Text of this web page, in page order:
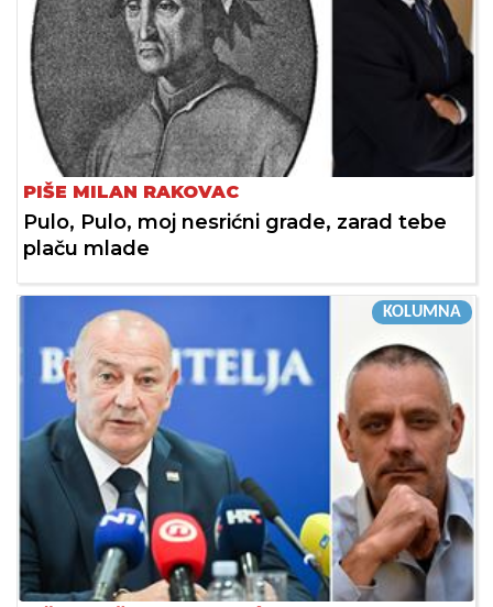
PIŠE MILAN RAKOVAC
Pulo, Pulo, moj nesrićni grade, zarad tebe
plaču mlade
KOLUMNA